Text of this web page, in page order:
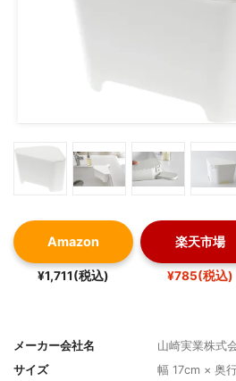
Amazon
¥1,711(税込)
楽天市場
¥785(税込)
メーカー会社名
山崎実業株式
サイズ
幅 17cm × 奥